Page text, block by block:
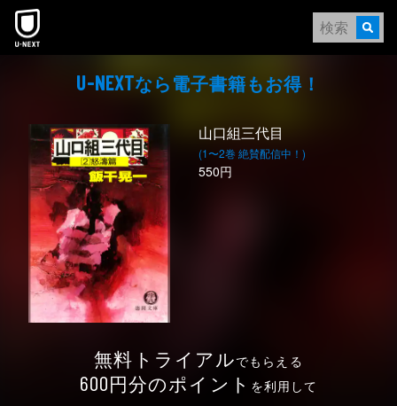
本文へスキップ
U-NEXTなら電⼦書籍もお得！
山口組三代目
(1〜2巻 絶賛配信中！)
550円
無料トライアルでもらえる
600円分のポイント を利用して